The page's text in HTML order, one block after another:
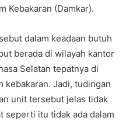
Kebakaran (Damkar).
dalam keadaan butuh
berada di wilayah kantor
Selatan tepatnya di
kebakaran. Jadi, tudingan
unit tersebut jelas tidak
seperti itu tidak ada dalam